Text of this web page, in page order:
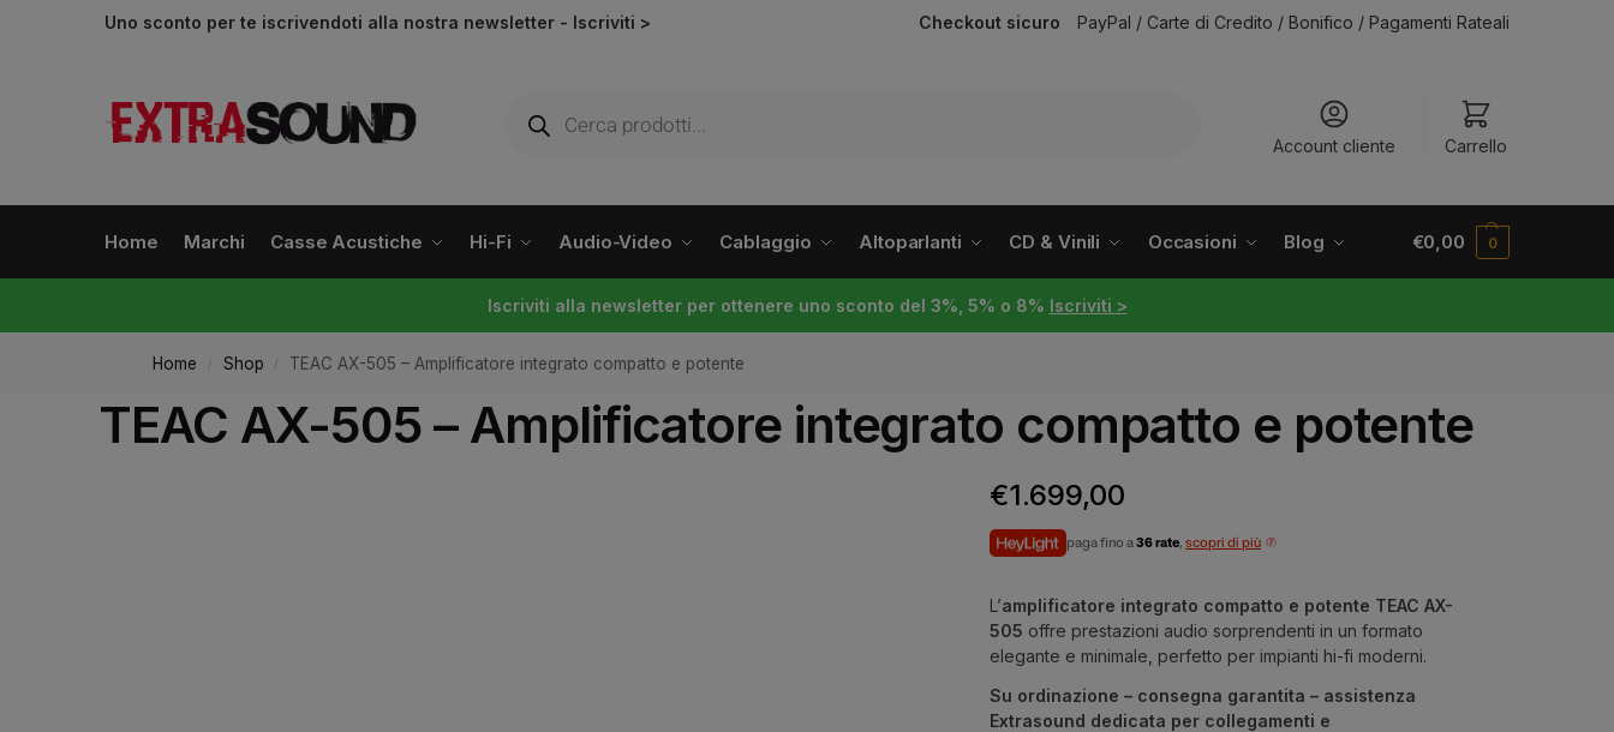
Uno sconto per te iscrivendoti alla nostra newsletter - Iscriviti > Checkout sicuro PayPal / Carte di Credito / Bonifico / Pagamenti Rateali
Account cliente Carrello
Home Marchi Casse Acustiche Hi-Fi Audio-Video Cablaggio Altoparlanti CD & Vinili Occasioni Blog €0,00 0
Iscriviti alla newsletter per ottenere uno sconto del 3%, 5% o 8% Iscriviti >
Home / Shop / TEAC AX-505 – Amplificatore integrato compatto e potente
TEAC AX-505 – Amplificatore integrato compatto e potente
€1.699,00
paga fino a36 rate,scopri di più
L’amplificatore integrato compatto e potente TEAC AX-
505 offre prestazioni audio sorprendenti in un formato
elegante e minimale, perfetto per impianti hi-fi moderni.
Su ordinazione – consegna garantita – assistenza
Extrasound dedicata per collegamenti e